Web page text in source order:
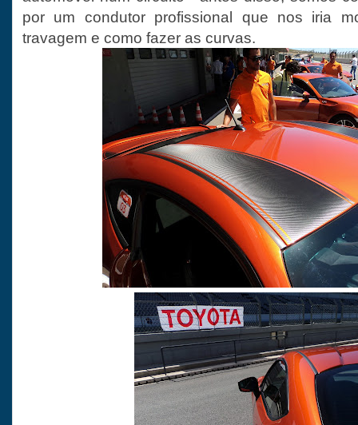
por um condutor profissional que nos iria
travagem e como fazer as curvas.